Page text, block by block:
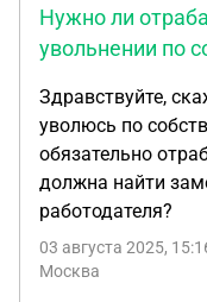
Нужно ли
увольнении по
Здравствуйте,
уволюсь по
обязательно
должна найти
работодателя?
03 августа 2025,
Москва